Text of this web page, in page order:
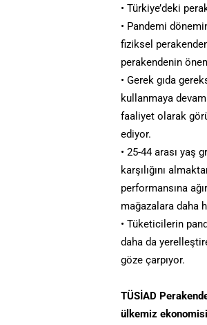
• Türkiye’deki
• Pandemi
fiziksel
perakendenin
• Gerek gıda
kullanmaya
faaliyet olarak
ediyor.
• 25-44 arası yaş
karşılığını
performansına
mağazalara daha
• Tüketicilerin
daha da
göze çarpıyor.
TÜSİAD
ülkemiz